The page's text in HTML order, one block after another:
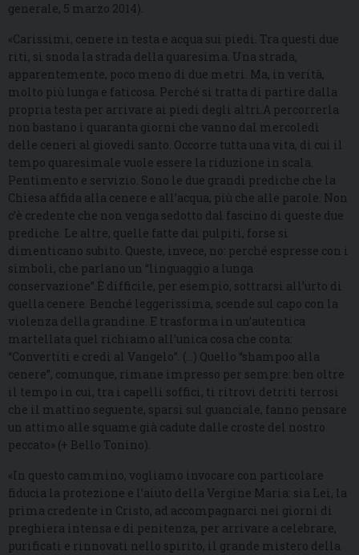
generale, 5 marzo 2014).
«Carissimi, cenere in testa e acqua sui piedi. Tra questi due
riti, si snoda la strada della quaresima. Una strada,
apparentemente, poco meno di due metri. Ma, in verità,
molto più lunga e faticosa. Perché si tratta di partire dalla
propria testa per arrivare ai piedi degli altri.A percorrerla
non bastano i quaranta giorni che vanno dal mercoledì
delle ceneri al giovedì santo. Occorre tutta una vita, di cui il
tempo quaresimale vuole essere la riduzione in scala.
Pentimento e servizio. Sono le due grandi prediche che la
Chiesa affida alla cenere e all’acqua, più che alle parole. Non
c’è credente che non venga sedotto dal fascino di queste due
prediche. Le altre, quelle fatte dai pulpiti, forse si
dimenticano subito. Queste, invece, no: perché espresse con i
simboli, che parlano un “linguaggio a lunga
conservazione”.È difficile, per esempio, sottrarsi all’urto di
quella cenere. Benché leggerissima, scende sul capo con la
violenza della grandine. E trasforma in un’autentica
martellata quel richiamo all’unica cosa che conta:
“Convertiti e credi al Vangelo”. (…) Quello “shampoo alla
cenere”, comunque, rimane impresso per sempre: ben oltre
il tempo in cui, tra i capelli soffici, ti ritrovi detriti terrosi
che il mattino seguente, sparsi sul guanciale, fanno pensare
un attimo alle squame già cadute dalle croste del nostro
peccato» (+ Bello Tonino).
«In questo cammino, vogliamo invocare con particolare
fiducia la protezione e l’aiuto della Vergine Maria: sia Lei, la
prima credente in Cristo, ad accompagnarci nei giorni di
preghiera intensa e di penitenza, per arrivare a celebrare,
purificati e rinnovati nello spirito, il grande mistero della